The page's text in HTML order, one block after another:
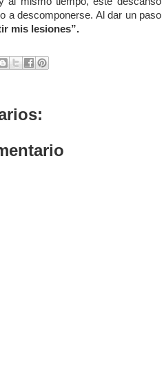
a descomponerse. Al dar un paso
mis lesiones”.